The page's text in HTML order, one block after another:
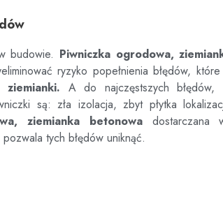
budowie. Piwniczka ogrodowa,
ryzyko popełnienia błędów,
ziemianki. A do najczęstszych
są: zła izolacja, zbyt płytka
ziemianka betonowadostarczana
tych błędów uniknąć.